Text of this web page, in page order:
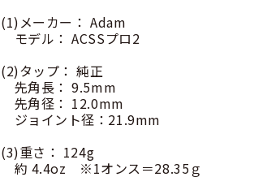
(1)メーカー： Adam
モデル： ACSSプロ2
(2)タップ： 純正
先角長： 9.5mm
先角径： 12.0mm
ジョイント径：21.9mm
(3)重さ： 124g
約 4.4oz ※1オンス＝28.35ｇ